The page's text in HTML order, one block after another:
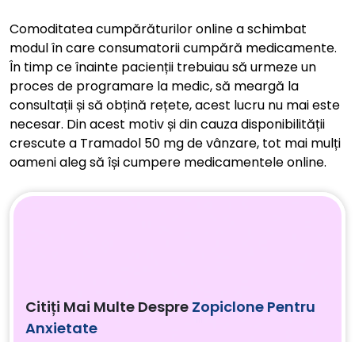
Comoditatea cumpărăturilor online a schimbat
modul în care consumatorii cumpără medicamente.
În timp ce înainte pacienții trebuiau să urmeze un
proces de programare la medic, să meargă la
consultații și să obțină rețete, acest lucru nu mai este
necesar. Din acest motiv și din cauza disponibilității
crescute a Tramadol 50 mg de vânzare, tot mai mulți
oameni aleg să își cumpere medicamentele online.
Citiți Mai Multe Despre Zopiclone Pentru
Anxietate